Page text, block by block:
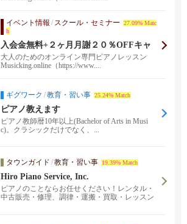
イベント情報 / スクール・セミナー
27.09% Matc
h
入会金無料+２ヶ月月謝２０％OFFキャ
ンペーン！大人のためのオンラインピア
ノレッスン”Musicking”
大人のためのオンライン専門ピアノレッスン
Musicking.online（https://www....
ギグワーク /教育・習い事 25.24% Match
ピアノ教えます
ピアノ教師暦10年以上(Bachelor of Arts in Musi
c)。クラシックだけでなく、...
タウンガイド /教育・習い事 19.39% Match
Hiro Piano Service, Inc.
ピアノのことならお任せください！レンタル・
中古販売・修理、調律・運搬・買取・レッスン